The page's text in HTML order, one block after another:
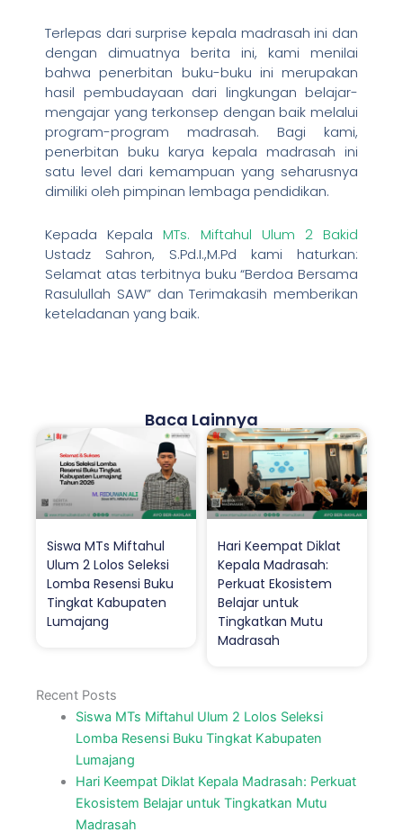
Terlepas dari surprise kepala madrasah ini dan
dengan dimuatnya berita ini, kami menilai
bahwa penerbitan buku-buku ini merupakan
hasil pembudayaan dari lingkungan belajar-
mengajar yang terkonsep dengan baik melalui
program-program madrasah. Bagi kami,
penerbitan buku karya kepala madrasah ini
satu level dari kemampuan yang seharusnya
dimiliki oleh pimpinan lembaga pendidikan.
Kepada Kepala MTs. Miftahul Ulum 2 Bakid
Ustadz Sahron, S.Pd.I.,M.Pd kami haturkan:
Selamat atas terbitnya buku “Berdoa Bersama
Rasulullah SAW” dan Terimakasih memberikan
keteladanan yang baik.
Baca Lainnya
Siswa MTs Miftahul
Ulum 2 Lolos Seleksi
Lomba Resensi Buku
Tingkat Kabupaten
Lumajang
Hari Keempat Diklat
Kepala Madrasah:
Perkuat Ekosistem
Belajar untuk
Tingkatkan Mutu
Madrasah
Recent Posts
Siswa MTs Miftahul Ulum 2 Lolos Seleksi
Lomba Resensi Buku Tingkat Kabupaten
Lumajang
Hari Keempat Diklat Kepala Madrasah: Perkuat
Ekosistem Belajar untuk Tingkatkan Mutu
Madrasah